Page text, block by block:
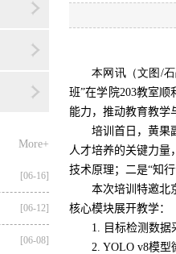
More+
[06-16]
[06-12]
[06-08]
本网讯（文图/
班”在学院203教室顺
能力，推动教育教学
培训首日，黄果
人才培养的关键力量
技术原理；二是“知
本次培训特邀北
核心模块展开教学：
1. 目标检测数
2. YOLO v8模型